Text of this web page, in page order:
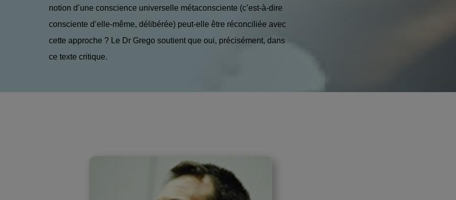
notion d’une conscience universelle métaconsciente (c’est-à-dire
consciente d’elle-même, délibérée) peut-elle être réconciliée avec
cette approche ? Le Dr Grego soutient que oui, précisément, dans
ce texte critique.